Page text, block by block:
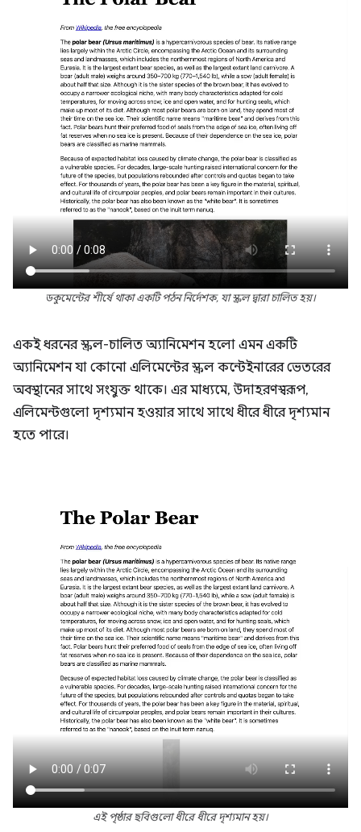
ডকুমেন্টের শীর্ষে থাকা একটি পঠন নির্দেশক, যা স্ক্রল দ্বারা চালিত হয়।
একই ধরনের স্ক্রল-চালিত অ্যানিমেশন হলো এমন একটি
অ্যানিমেশন যা কোনো এলিমেন্টের স্ক্রল কন্টেইনারের ভেতরের
অবস্থানের সাথে সংযুক্ত থাকে। এর মাধ্যমে, উদাহরণস্বরূপ,
এলিমেন্টগুলো দৃশ্যমান হওয়ার সাথে সাথে ধীরে ধীরে দৃশ্যমান
হতে পারে।
এই পৃষ্ঠার ছবিগুলো ধীরে ধীরে দৃশ্যমান হয়।